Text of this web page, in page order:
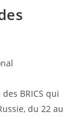
BRICS qui
du 22 au